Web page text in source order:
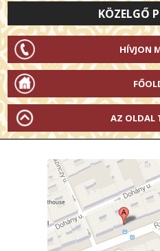
KÖZELGŐ
HÍVJON
AZ OLDAL